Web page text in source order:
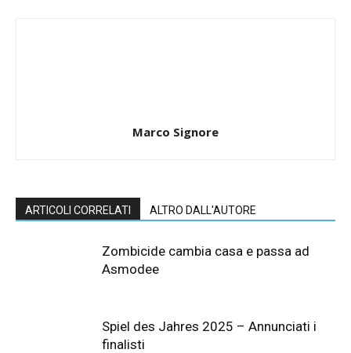
Marco Signore
ARTICOLI CORRELATI ALTRO DALL'AUTORE
Zombicide cambia casa e passa ad
Asmodee
Spiel des Jahres 2025 – Annunciati i
finalisti